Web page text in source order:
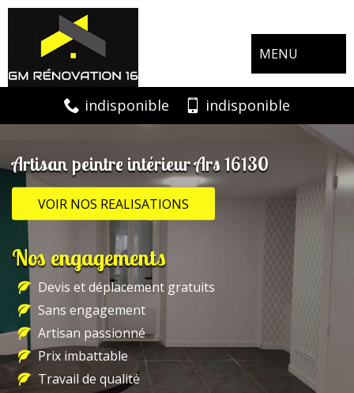
MENU
indisponible indisponible
Artisan peintre intérieur Ars 16130
VOIR NOS REALISATIONS
Nos engagements
Devis et déplacement gratuits
Sans engagement
Artisan passionné
Prix imbattable
Travail de qualité